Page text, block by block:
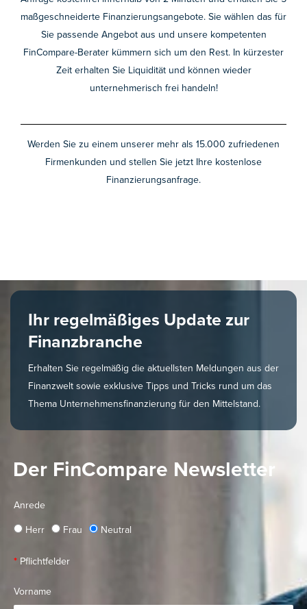
maßgeschneiderte Finanzierungsangebote. Sie wählen das für
Sie passende Angebot aus und unsere kompetenten
FinCompare-Berater kümmern sich um den Rest. In kürzester
Zeit erhalten Sie Liquidität und können wieder
unternehmerisch frei handeln!
Werden Sie zu einem unserer mehr als 15.000 zufriedenen
Firmenkunden und stellen Sie jetzt Ihre kostenlose
Finanzierungsanfrage.
Ihr regelmäßiges Update zur
Finanzbranche​​
Erhalten Sie regelmäßig die aktuellsten Meldungen aus der
Finanzwelt sowie exklusive Tipps und Tricks rund um das
Thema Unternehmensfinanzierung für den Mittelstand.
Der FinCompare Newsletter
Anrede
Herr
Frau Neutral
* Pflichtfelder
Vorname